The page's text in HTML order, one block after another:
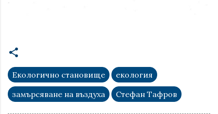
Екологично становище
екология
замърсяване на въздуха
Стефан Тафров